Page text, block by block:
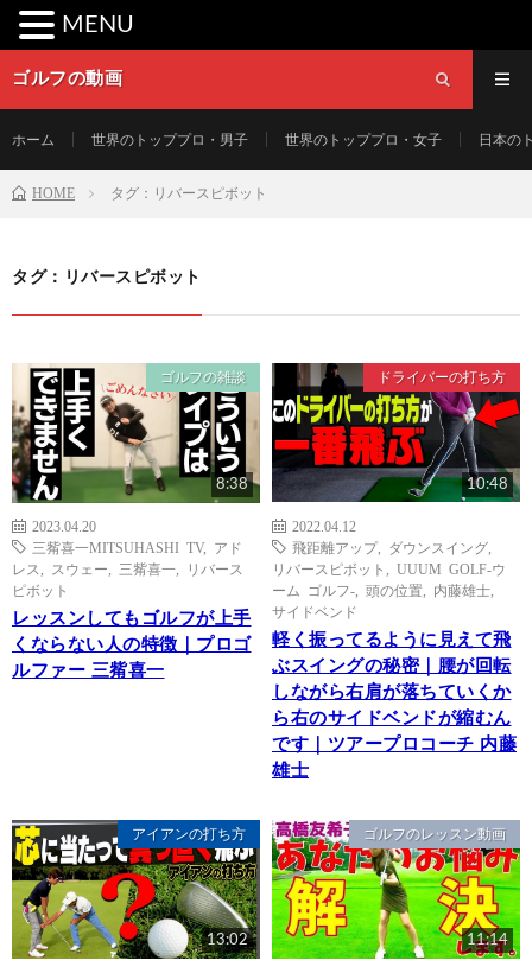
ゴルフの動画
ホーム 世界のトッププロ・男子 世界のトッププロ・女子 日本の
HOME タグ：リバースピボット
タグ：リバースピボット
ゴルフの雑談
8:38
2023.04.20
三觜喜一MITSUHASHI TV, アド
レス
スウェー 三觜喜一
リバース
ピボット
レッスンしてもゴルフが上手
くならない人の特徴｜プロゴ
ルファー 三觜喜一
ドライバーの打ち方
10:48
2022.04.12
飛距離アップ, ダウンスイング
リバースピボット
UUUM GOLF-ウ
ーム ゴルフ-
頭の位置 内藤雄士
サイドベンド
軽く振ってるように見えて飛
ぶスイングの秘密｜腰が回転
しながら右肩が落ちていくか
ら右のサイドベンドが縮むん
です｜ツアープロコーチ 内藤
雄士
アイアンの打ち方
13:02
ゴルフのレッスン動画
11:14
MENU